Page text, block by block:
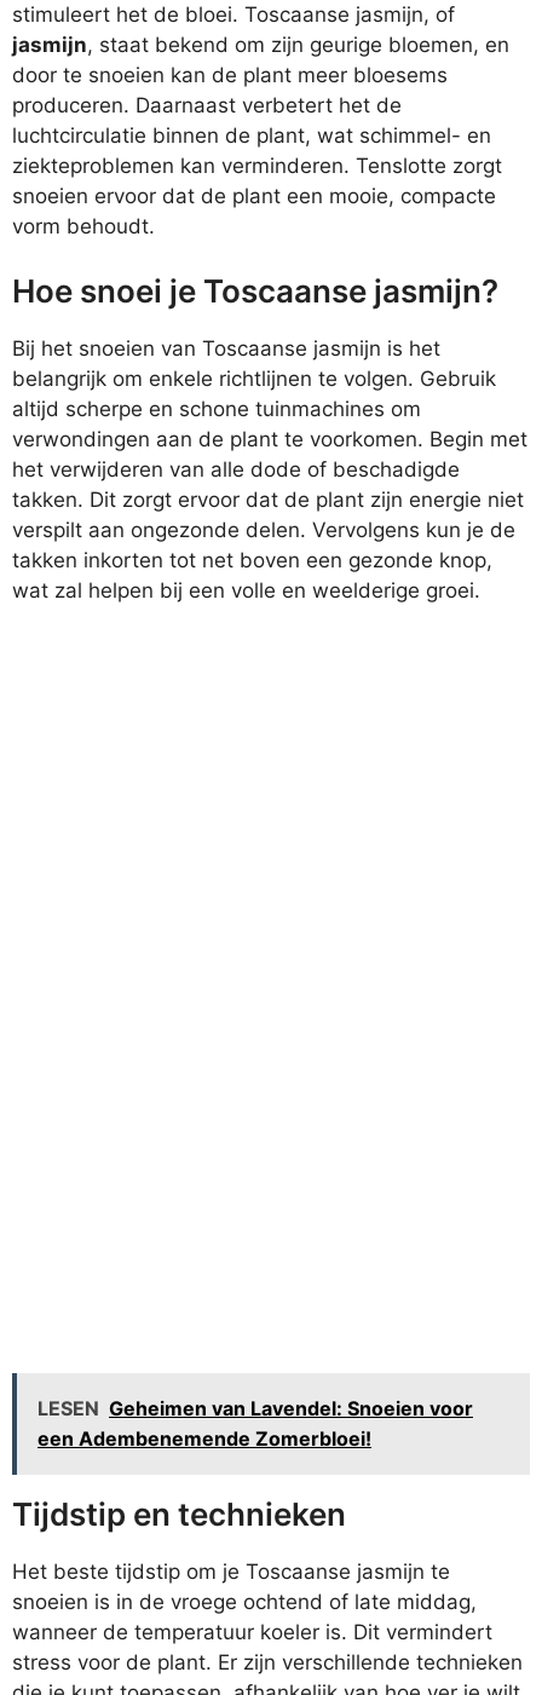
stimuleert het de bloei. Toscaanse jasmijn, of
jasmijn, staat bekend om zijn geurige bloemen, en
door te snoeien kan de plant meer bloesems
produceren. Daarnaast verbetert het de
luchtcirculatie binnen de plant, wat schimmel- en
ziekteproblemen kan verminderen. Tenslotte zorgt
snoeien ervoor dat de plant een mooie, compacte
vorm behoudt.
Hoe snoei je Toscaanse jasmijn?
Bij het snoeien van Toscaanse jasmijn is het
belangrijk om enkele richtlijnen te volgen. Gebruik
altijd scherpe en schone tuinmachines om
verwondingen aan de plant te voorkomen. Begin met
het verwijderen van alle dode of beschadigde
takken. Dit zorgt ervoor dat de plant zijn energie niet
verspilt aan ongezonde delen. Vervolgens kun je de
takken inkorten tot net boven een gezonde knop,
wat zal helpen bij een volle en weelderige groei.
LESEN Geheimen van Lavendel: Snoeien voor
een Adembenemende Zomerbloei!
Tijdstip en technieken
Het beste tijdstip om je Toscaanse jasmijn te
snoeien is in de vroege ochtend of late middag,
wanneer de temperatuur koeler is. Dit vermindert
stress voor de plant. Er zijn verschillende technieken